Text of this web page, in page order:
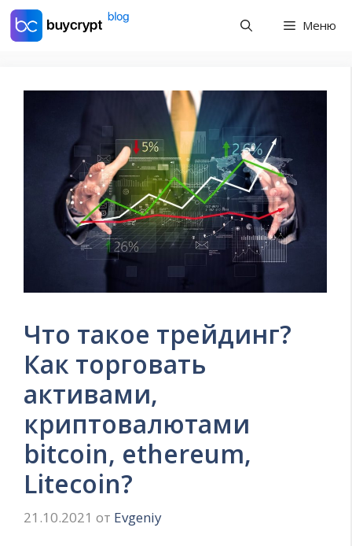
Перейти
Меню
Что такое трейдинг?
Как торговать
активами,
криптовалютами
bitcoin, ethereum,
Litecoin?
21.10.2021 от Evgeniy